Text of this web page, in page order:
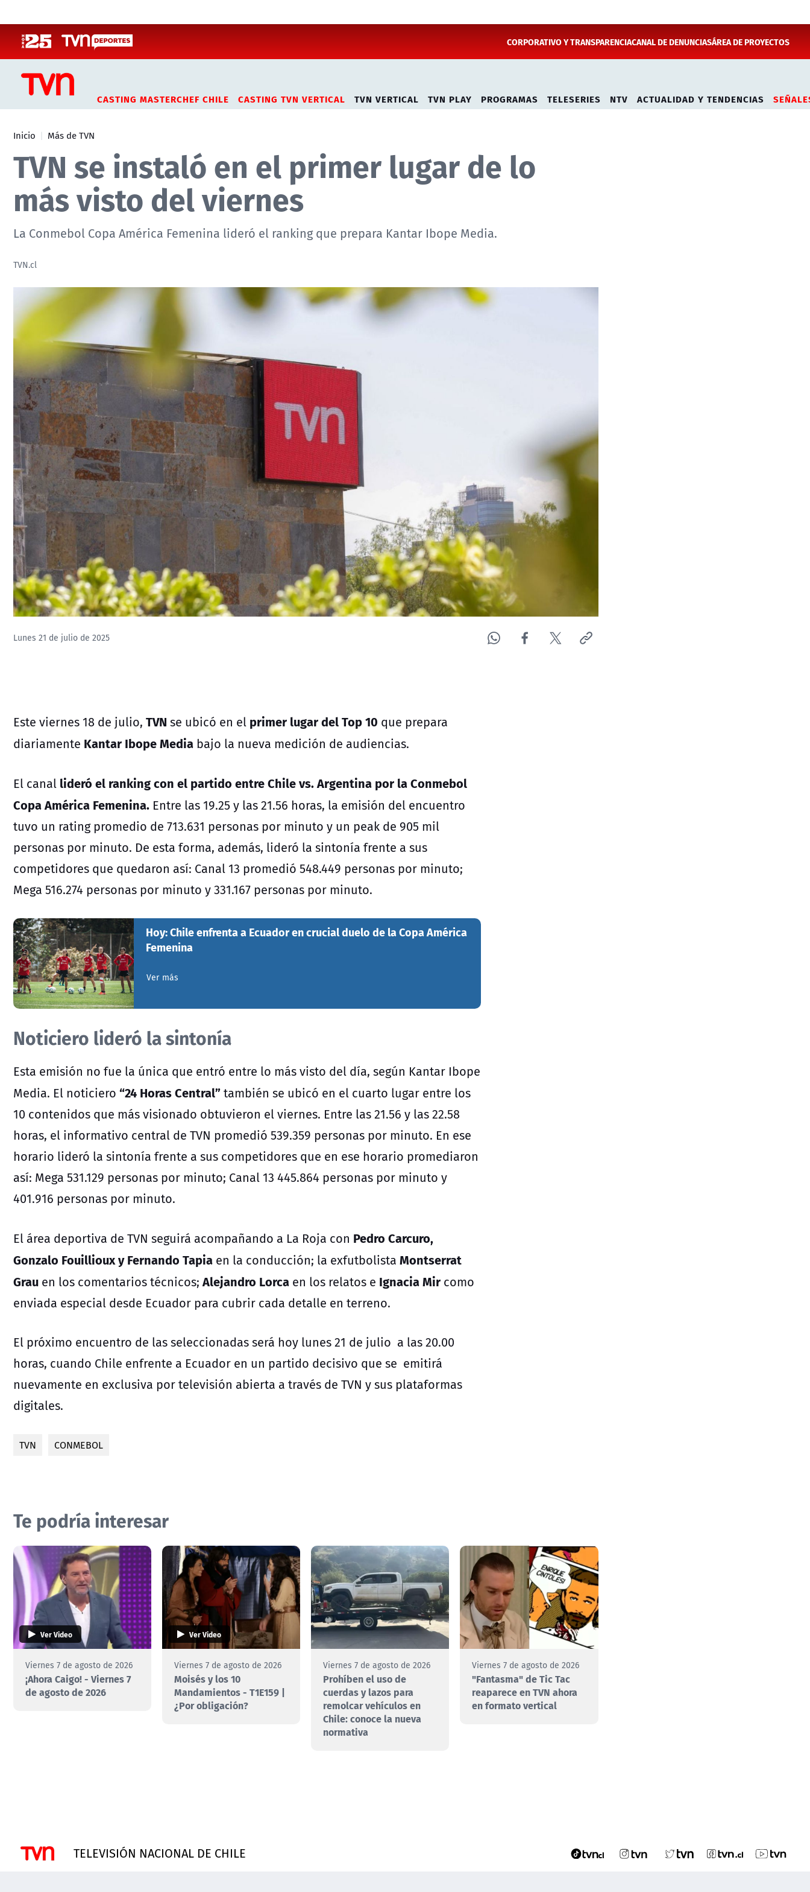
CORPORATIVO Y TRANSPARENCIACANAL DE DENUNCIASÁREA DE PROYECTOS
CASTING MASTERCHEF CHILE CASTING TVN VERTICAL TVN VERTICAL TVN PLAY PROGRAMAS TELESERIES NTV ACTUALIDAD Y TENDENCIAS
Inicio Más de TVN
TVN se instaló en el primer lugar de lo
más visto del viernes
La Conmebol Copa América Femenina lideró el ranking que prepara Kantar Ibope Media.
TVN.cl
Lunes 21 de julio de 2025
Este viernes 18 de julio, TVN se ubicó en el primer lugar del Top 10 que prepara
diariamente Kantar Ibope Media bajo la nueva medición de audiencias.
El canal lideró el ranking con el partido entre Chile vs. Argentina por la Conmebol
Copa América Femenina. Entre las 19.25 y las 21.56 horas, la emisión del encuentro
tuvo un rating promedio de 713.631 personas por minuto y un peak de 905 mil
personas por minuto. De esta forma, además, lideró la sintonía frente a sus
competidores que quedaron así: Canal 13 promedió 548.449 personas por minuto;
Mega 516.274 personas por minuto y 331.167 personas por minuto.
Hoy: Chile enfrenta a Ecuador en crucial duelo de la Copa América
Femenina
Ver más
Noticiero lideró la sintonía
Esta emisión no fue la única que entró entre lo más visto del día, según Kantar Ibope
Media. El noticiero “24 Horas Central”también se ubicó en el cuarto lugar entre los
10 contenidos que más visionado obtuvieron el viernes. Entre las 21.56 y las 22.58
horas, el informativo central de TVN promedió 539.359 personas por minuto. En ese
horario lideró la sintonía frente a sus competidores que en ese horario promediaron
así: Mega 531.129 personas por minuto; Canal 13 445.864 personas por minuto y
401.916 personas por minuto.
El área deportiva de TVN seguirá acompañando a La Roja con Pedro Carcuro,
Gonzalo Fouillioux y Fernando Tapia en la conducción; la exfutbolista Montserrat
Grau en los comentarios técnicos;Alejandro Lorca en los relatos e Ignacia Mir como
enviada especial desde Ecuador para cubrir cada detalle en terreno.
El próximo encuentro de las seleccionadas será hoy lunes 21 de julio a las 20.00
horas, cuando Chile enfrente a Ecuador en un partido decisivo que se emitirá
nuevamente en exclusiva por televisión abierta a través de TVN y sus plataformas
digitales.
TVN CONMEBOL
Te podría interesar
Ver Video
Viernes 7 de agosto de 2026
¡Ahora Caigo! - Viernes 7
de agosto de 2026
Ver Video
Viernes 7 de agosto de 2026
Moisés y los 10
Mandamientos - T1E159 |
¿Por obligación?
Viernes 7 de agosto de 2026
Prohíben el uso de
cuerdas y lazos para
remolcar vehículos en
Chile: conoce la nueva
normativa
Viernes 7 de agosto de 2026
"Fantasma" de Tic Tac
reaparece en TVN ahora
en formato vertical
TELEVISIÓN NACIONAL DE CHILE